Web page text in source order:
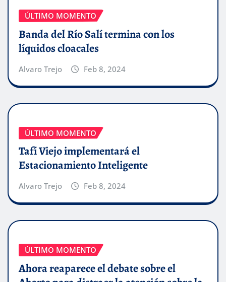
ÚLTIMO MOMENTO
Banda del Río Salí termina con los
líquidos cloacales
Alvaro Trejo Feb 8, 2024
ÚLTIMO MOMENTO
Tafí Viejo implementará el
Estacionamiento Inteligente
Alvaro Trejo Feb 8, 2024
ÚLTIMO MOMENTO
Ahora reaparece el debate sobre el